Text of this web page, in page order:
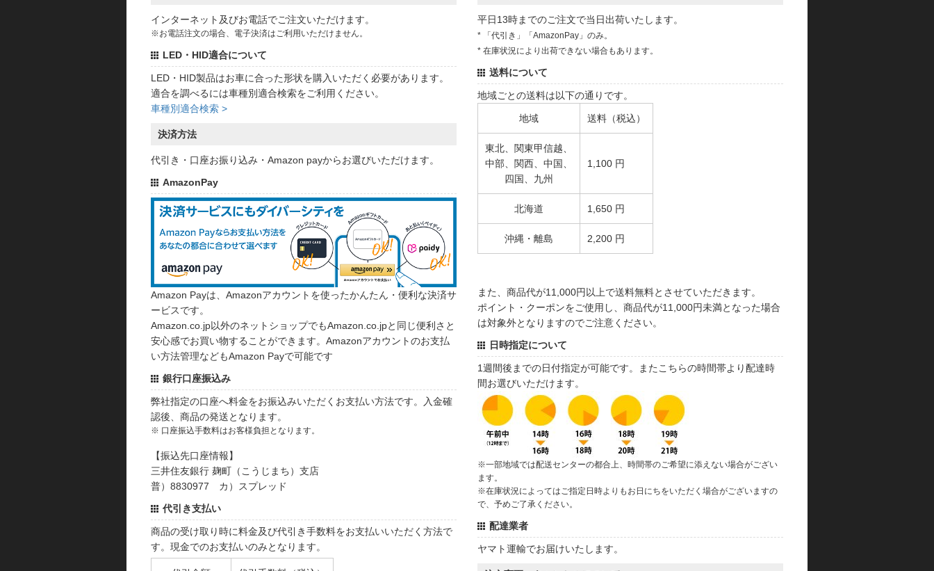
インターネット及びお電話でご注文いただけます。
※お電話注文の場合、電子決済はご利用いただけません。
LED・HID適合について
LED・HID製品はお車に合った形状を購入いただく必要があります。
適合を調べるには車種別適合検索をご利用ください。
車種別適合検索 >
決済方法
代引き・口座お振り込み・Amazon payからお選びいただけます。
AmazonPay
Amazon Payは、Amazonアカウントを使ったかんたん・便利な決済サ
ービスです。
Amazon.co.jp以外のネットショップでもAmazon.co.jpと同じ便利さと
安心感でお買い物することができます。Amazonアカウントのお支払
い方法管理などもAmazon Payで可能です
銀行口座振込み
弊社指定の口座へ料金をお振込みいただくお支払い方法です。入金確
認後、商品の発送となります。
※ 口座振込手数料はお客様負担となります。
【振込先口座情報】
三井住友銀行 麹町（こうじまち）支店
普）8830977 カ）スプレッド
代引き支払い
商品の受け取り時に料金及び代引き手数料をお支払いいただく方法で
す。現金でのお支払いのみとなります。
平日13時までのご注文で当日出荷いたします。
* 「代引き」「AmazonPay」のみ。
* 在庫状況により出荷できない場合もあります。
送料について
地域ごとの送料は以下の通りです。
地域 送料（税込）
東北、関東甲信越、
中部、関西、中国、
四国、九州
1,100 円
北海道 1,650 円
沖縄・離島 2,200 円
また、商品代が11,000円以上で送料無料とさせていただきます。
ポイント・クーポンをご使用し、商品代が11,000円未満となった場合
は対象外となりますのでご注意ください。
日時指定について
1週間後までの日付指定が可能です。またこちらの時間帯より配達時
間お選びいただけます。
※一部地域では配送センターの都合上、時間帯のご希望に添えない場合がござい
ます。
※在庫状況によってはご指定日時よりもお日にちをいただく場合がございますの
で、予めご了承ください。
配達業者
ヤマト運輸でお届けいたします。